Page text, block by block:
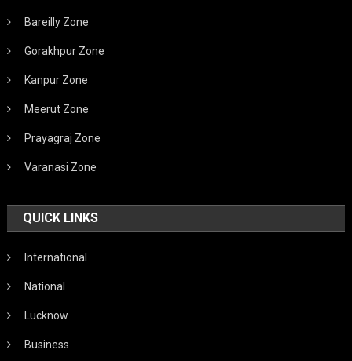
Bareilly Zone
Gorakhpur Zone
Kanpur Zone
Meerut Zone
Prayagraj Zone
Varanasi Zone
QUICK LINKS
International
National
Lucknow
Business